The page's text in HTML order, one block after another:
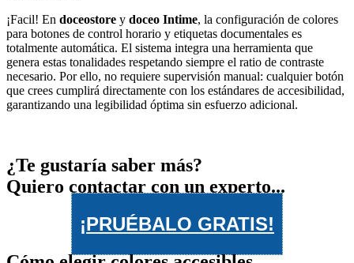
¡Facil! En doceostore y doceo Intime, la configuración de colores
para botones de control horario y etiquetas documentales es
totalmente automática. El sistema integra una herramienta que
genera estas tonalidades respetando siempre el ratio de contraste
necesario. Por ello, no requiere supervisión manual: cualquier botón
que crees cumplirá directamente con los estándares de accesibilidad,
garantizando una legibilidad óptima sin esfuerzo adicional.
¿Te gustaría saber más?
Quiero contactar con un experto...
¡PRUÉBALO GRATIS!